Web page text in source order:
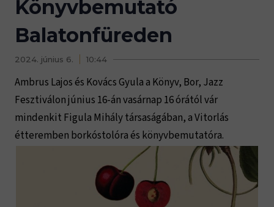
Könyvbemutató
Balatonfüreden
2024. június 6. 10:44
Ambrus Lajos és Kovács Gyula a Könyv, Bor, Jazz
Fesztiválon június 16-án vasárnap 16 órától vár
mindenkit Figula Mihály társaságában, a Vitorlás
étteremben borkóstolóra és könyvbemutatóra.